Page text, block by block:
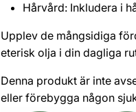
Hårvård: Inkludera i
Upplev de mångsidiga
eterisk olja i din dagliga
Denna produkt är inte
eller förebygga någon